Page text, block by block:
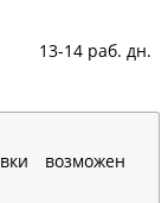
13-14 раб. дн.
возможен